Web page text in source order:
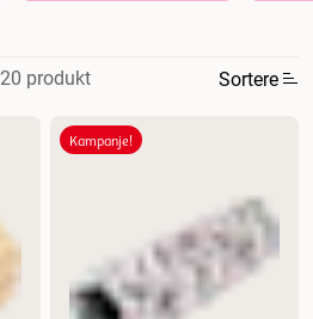
20 produkt Sortere
Kampanje!